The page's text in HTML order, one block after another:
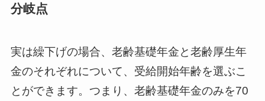
分岐点
実は繰下げの場合、老齢基礎年金と老齢厚生年
金のそれぞれについて、受給開始年齢を選ぶこ
とができます。つまり、老齢基礎年金のみを70